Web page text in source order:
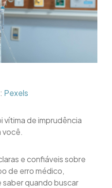
Pexels
vítima de imprudência
você.
e confiáveis sobre
de erro médico,
quando buscar